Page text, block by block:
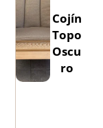
Cojín
Topo
Oscu
ro